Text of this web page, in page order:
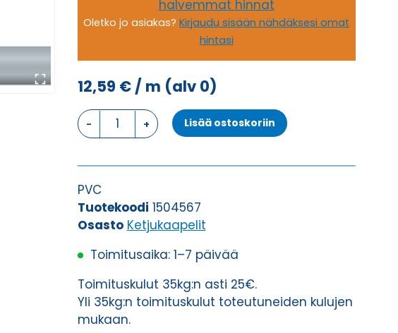
halvemmat hinnat
Oletko jo asiakas?Kirjaudu sisään nähdäksesi omat
hintasi
12,59 €/ m (alv 0)
Ketjukaapeli
KAWEFLEX
ECO
PVC
UL/CSA
(AWG19)
määrä
Lisää ostoskoriin
PVC
Tuotekoodi 1504567
Osasto Ketjukaapelit
Toimitusaika: 1–7 päivää
Toimituskulut 35kg:n asti 25€.
Yli 35kg:n toimituskulut toteutuneiden kulujen
mukaan.